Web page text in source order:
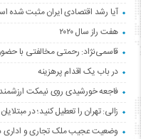
آیا رشد اقتصادی ایران مثبت شده
هفت راز سال ۲۰۲۰
قاسمی‌نژاد: رحمتی مخالفتی با
در باب یک اقدام پرهزینه
فاجعه خورشیدی روی نیمکت
زالی: تهران را تعطیل کنید؛ در
وضعیت عجیب ملک تجاری و اداری در تهران/